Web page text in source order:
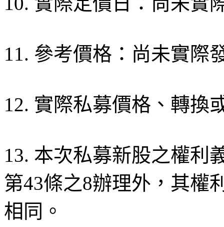
11. 參考價格：尚未實際
12. 實際私募價格、轉換
13. 本次私募新股之權利
第43條之8辦理外，其權
相同。